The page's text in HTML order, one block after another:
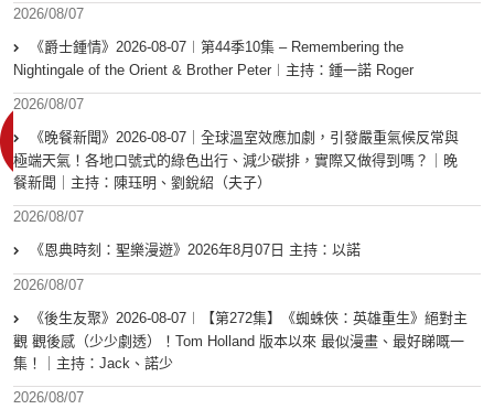
2026/08/07
《爵士鍾情》2026-08-07︱第44季10集 – Remembering the
Nightingale of the Orient & Brother Peter︱主持：鍾一諾 Roger
2026/08/07
《晚餐新聞》2026-08-07｜全球溫室效應加劇，引發嚴重氣候反常與
極端天氣！各地口號式的綠色出行、減少碳排，實際又做得到嗎？｜晚
餐新聞｜主持：陳珏明、劉銳紹（夫子）
2026/08/07
《恩典時刻：聖樂漫遊》2026年8月07日 主持：以諾
2026/08/07
《後生友聚》2026-08-07︱【第272集】《蜘蛛俠：英雄重生》絕對主
觀 觀後感（少少劇透）！Tom Holland 版本以來 最似漫畫、最好睇嘅一
集！｜主持：Jack、諾少
2026/08/07